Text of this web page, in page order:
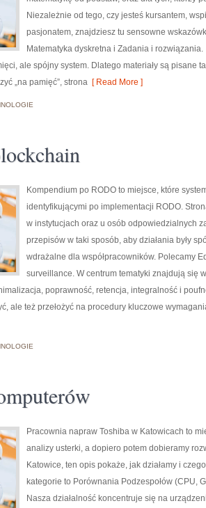
Niezależnie od tego, czy jesteś kursantem,
pasjonatem, znajdziesz tu sensowne
Matematyka dyskretna i Zadania i
ale spójny system. Dlatego materiały są pisane
„na pamięć”, strona [ Read More ]
Kompendium po RODO to miejsce, które
identyfikującymi po implementacji RODO.
w instytucjach oraz u osób odpowiedzialnych
przepisów w taki sposób, aby działania były
wdrażalne dla współpracowników. Polecamy
surveillance. W centrum tematyki znajdują się
poprawność, retencja, integralność i
ale też przełożyć na procedury kluczowe
Pracownia napraw Toshiba w Katowicach to
analizy usterki, a dopiero potem dobieramy
Katowice, ten opis pokaże, jak działamy i
kategorie to Porównania Podzespołów (CPU,
Nasza działalność koncentruje się na